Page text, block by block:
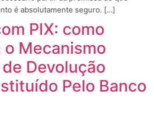
é absolutamente seguro. […]
PIX: como
Mecanismo
Devolução
Pelo Banco